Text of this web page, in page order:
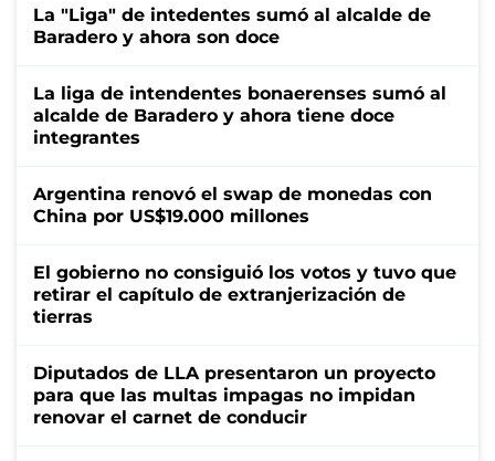
La "Liga" de intedentes sumó al alcalde de
Baradero y ahora son doce
La liga de intendentes bonaerenses sumó al
alcalde de Baradero y ahora tiene doce
integrantes
Argentina renovó el swap de monedas con
China por US$19.000 millones
El gobierno no consiguió los votos y tuvo que
retirar el capítulo de extranjerización de
tierras
Diputados de LLA presentaron un proyecto
para que las multas impagas no impidan
renovar el carnet de conducir